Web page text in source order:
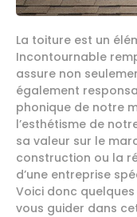
La toiture est un
Incontournable
assure non
également
phonique de notre
l’esthétisme de
sa valeur sur le
construction ou la
d’une entreprise
Voici donc
vous guider dans